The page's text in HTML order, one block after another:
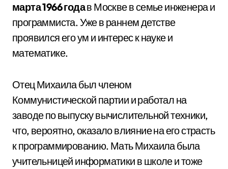
марта 1966 годав Москве в семье инженера и
программиста. Уже в раннем детстве
проявился его ум и интерес к науке и
математике.
Отец Михаила был членом
Коммунистической партии и работал на
заводе по выпуску вычислительной техники,
что, вероятно, оказало влияние на его страсть
к программированию. Мать Михаила была
учительницей информатики в школе и тоже